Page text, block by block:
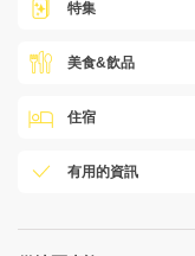
特集
美食&飲品
住宿
有用的資訊